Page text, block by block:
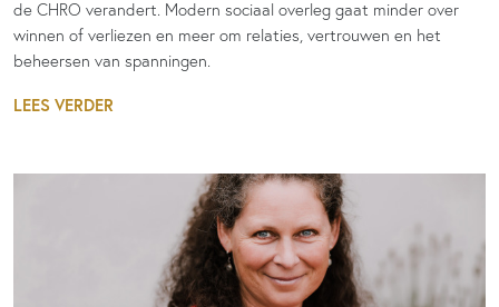
de CHRO verandert. Modern sociaal overleg gaat minder over
winnen of verliezen en meer om relaties, vertrouwen en het
beheersen van spanningen.
LEES VERDER